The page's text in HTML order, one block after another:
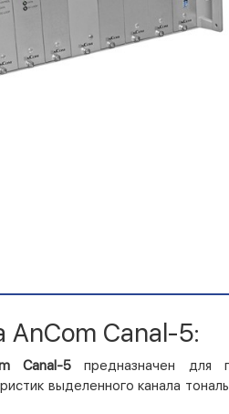
AnCom Canal-5:
Canal-5предназначен для
выделенного канала